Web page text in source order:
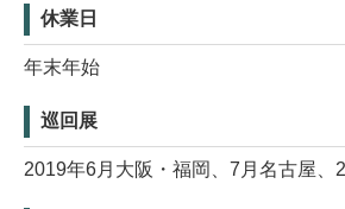
休業日
年末年始
巡回展
2019年6月大阪・福岡、7月名古屋、